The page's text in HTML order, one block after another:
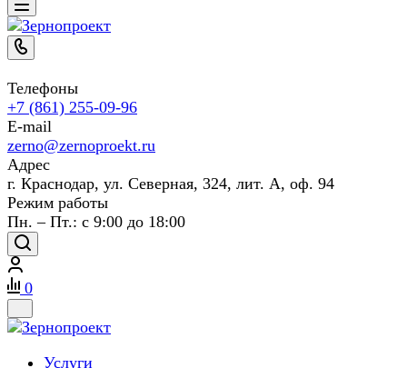
Телефоны
+7 (861) 255-09-96
E-mail
zerno@zernoproekt.ru
Адрес
г. Краснодар, ул. Северная, 324, лит. А, оф. 94
Режим работы
Пн. – Пт.: с 9:00 до 18:00
0
Услуги